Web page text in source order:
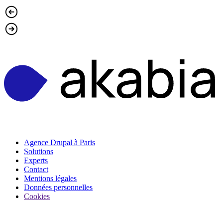
Agence Drupal à Paris
Solutions
Experts
Contact
Mentions légales
Données personnelles
Cookies